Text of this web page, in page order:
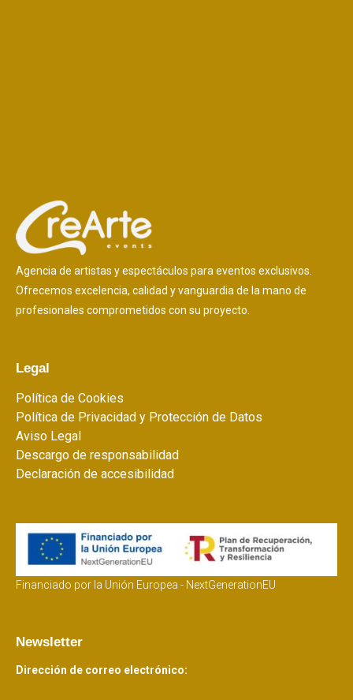
Agencia de artistas y espectáculos para eventos exclusivos.
Ofrecemos excelencia, calidad y vanguardia de la mano de
profesionales comprometidos con su proyecto.
Legal
Política de Cookies
Política de Privacidad y Protección de Datos
Aviso Legal
Descargo de responsabilidad
Declaración de accesibilidad
Financiado por la Unión Europea - NextGenerationEU
Newsletter
Dirección de correo electrónico: